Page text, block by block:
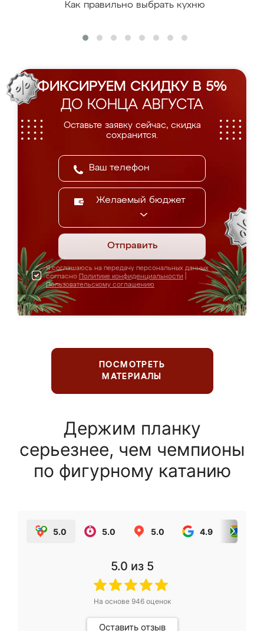
Как правильно выбрать кухню
ФИКСИРУЕМ СКИДКУ В 5%
ДО КОНЦА АВГУСТА
Оставьте заявку сейчас, скидка
сохранится.
Желаемый бюджет
Отправить
Я соглашаюсь на передачу персональных данных
согласно Политике конфиденциальности
Пользовательскому соглашению
ПОСМОТРЕТЬ
МАТЕРИАЛЫ
Держим планку
серьезнее, чем чемпионы
по фигурному катанию
5.0 5.0 5.0 4.9
5.0 из 5
На основе 946оценок
Оставить отзыв